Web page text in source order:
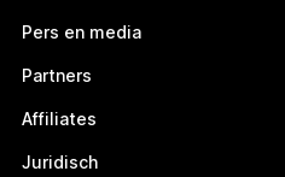
Pers en media
Partners
Affiliates
Juridisch